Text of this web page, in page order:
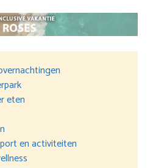
eten
en activiteiten